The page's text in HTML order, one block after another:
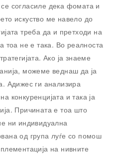
согласиле дека фомата и
искуство ме навело до
треба да и претходи на
тоа не е така. Во реалноста
Ако ја знаеме
можеме веднаш да ја
Адижес ги анализира
конкуренцијата и така ја
Причината е тоа што
ни индивидуална
од група луѓе со помош
на нивните